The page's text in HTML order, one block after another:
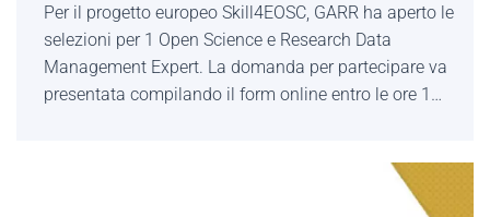
Per il progetto europeo Skill4EOSC, GARR ha aperto le
selezioni per 1 Open Science e Research Data
Management Expert. La domanda per partecipare va
presentata compilando il form online entro le ore 1…